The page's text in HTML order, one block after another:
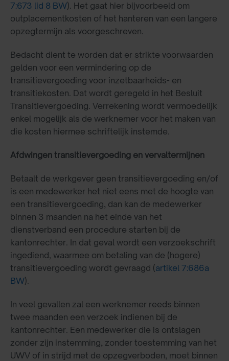
7:673 lid 8 BW). Het gaat hier bijvoorbeeld om
outplacementkosten of het hanteren van een langere
opzegtermijn als voorgeschreven.
Bedacht dient te worden dat er strikte voorwaarden
gelden voor een vermindering op de
transitievergoeding voor inzetbaarheids- en
transitiekosten. Dat wordt geregeld in het Besluit
Transitievergoeding. Verrekening wordt vermoedelijk
enkel mogelijk als de werknemer voor het maken van
die kosten hiermee schriftelijk instemde.
Afdwingen transitievergoeding en vervaltermijnen
Betaalt de werkgever geen transitievergoeding en/of
is een medewerker het niet eens met de hoogte van
een transitievergoeding, dan kan de medewerker
binnen 3 maanden na het einde van het
dienstverband een procedure starten bij de
kantonrechter. In dat geval wordt een verzoekschrift
ingediend, waarmee om betaling van de (hogere)
transitievergoeding wordt gevraagd (artikel 7:686a
BW).
In veel gevallen zal een werknemer reeds binnen
twee maanden een verzoek indienen bij de
kantonrechter. Een medewerker die is ontslagen
zonder zijn instemming, zonder toestemming van het
UWV of in strijd met de opzegverboden, moet binnen